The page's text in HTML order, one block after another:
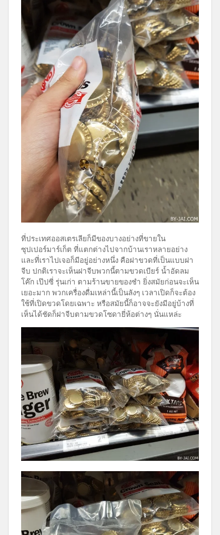
ที่ประเทศออสเตรเลียก็มีของบางอย่างที่ขายใน
ซุปเปอร์มาร์เก็ต ที่แตกต่างไปจากบ้านเราหลายอย่าง
และที่เราไปเจอก็มีอยู่อย่างหนึ่ง คือฝาขวดที่เป็นแบบฝา
จีบ ปกติเราจะเห็นฝาจีบพวกนี้ตามขวดเบียร์ น้ำอัดลม
โค๊ก เป๊ปซี่ รุ่นเก่า ตามร้านขายของชำ ยิ่งสมัยก่อนจะเห็น
เยอะมาก พวกเครื่องดื่มเหล่านี้เป็นลังๆ เวลาเปิดก็จะต้อง
ใช้ที่เปิดขวดโดยเฉพาะ หรือสมัยนี้ก็อาจจะยังมีอยู่บ้างที่
เห็นได้ชัดก็ฝาจีบตามขวดโซดายี่ห้อต่างๆ นั่นแหล่ะ